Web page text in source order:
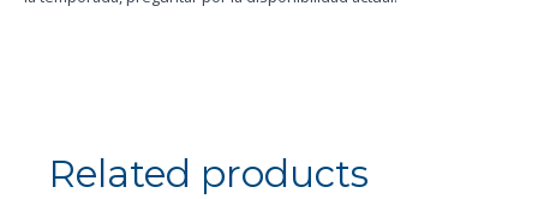
Related products